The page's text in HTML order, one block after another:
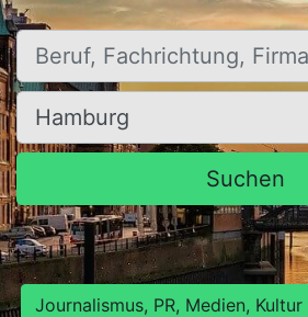
Beruf, Fachrichtung, Firma
Ort, Stadt
Suchen
Journalismus, PR, Medien, Kultur